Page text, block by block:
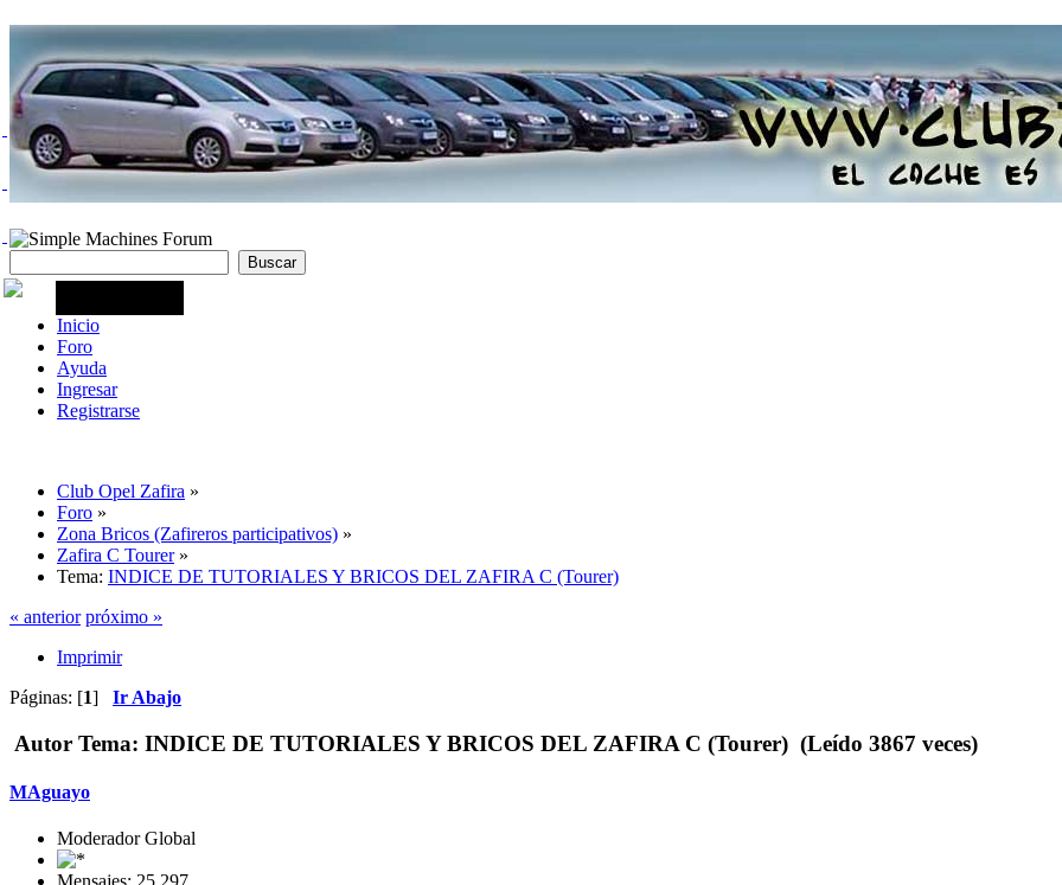
Inicio
Foro
Ayuda
Ingresar
Registrarse
Club Opel Zafira »
Foro »
Zona Bricos (Zafireros participativos) »
Zafira C Tourer»
Tema: INDICE DE TUTORIALES Y BRICOS DEL ZAFIRA C (Tourer)
« anterior próximo »
Imprimir
Páginas: [1] Ir Abajo
Autor Tema: INDICE DE TUTORIALES Y BRICOS DEL ZAFIRA C (Tourer) (Leído 3867 veces)
MAguayo
Moderador Global